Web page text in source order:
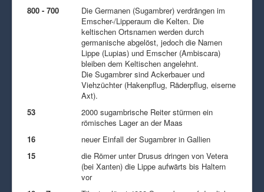
800 - 700
Die Germanen (Sugambrer) verdrängen im
Emscher-/Lipperaum die Kelten. Die
keltischen Ortsnamen werden durch
germanische abgelöst, jedoch die Namen
Lippe (Lupias) und Emscher (Ambiscara)
bleiben dem Keltischen angelehnt.
Die Sugambrer sind Ackerbauer und
Viehzüchter (Hakenpflug, Räderpflug, eiserne
Axt).
53
2000 sugambrische Reiter stürmen ein
römisches Lager an der Maas
16
neuer Einfall der Sugambrer in Gallien
15
die Römer unter Drusus dringen von Vetera
(bei Xanten) die Lippe aufwärts bis Haltern
vor